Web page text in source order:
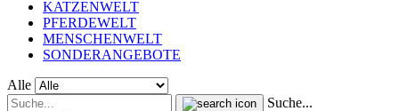
KATZENWELT
PFERDEWELT
MENSCHENWELT
SONDERANGEBOTE
Alle
Suche...